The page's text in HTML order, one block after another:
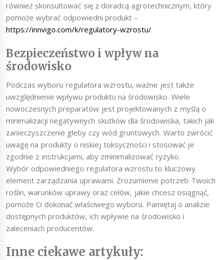
również skonsultować się z doradcą agrotechnicznym, który
pomoże wybrać odpowiedni produkt –
https://innvigo.com/k/regulatory-wzrostu/.
Bezpieczeństwo i wpływ na
środowisko
Podczas wyboru regulatora wzrostu, ważne jest także
uwzględnienie wpływu produktu na środowisko. Wiele
nowoczesnych preparatów jest projektowanych z myślą o
minimalizacji negatywnych skutków dla środowiska, takich jak
zanieczyszczenie gleby czy wód gruntowych. Warto zwrócić
uwagę na produkty o niskiej toksyczności i stosować je
zgodnie z instrukcjami, aby zminimalizować ryzyko.
Wybór odpowiedniego regulatora wzrostu to kluczowy
element zarządzania uprawami. Zrozumienie potrzeb Twoich
roślin, warunków uprawy oraz celów, jakie chcesz osiągnąć,
pomoże Ci dokonać właściwego wyboru. Pamiętaj o analizie
dostępnych produktów, ich wpływie na środowisko i
zaleceniach producentów.
Inne ciekawe artykuły: